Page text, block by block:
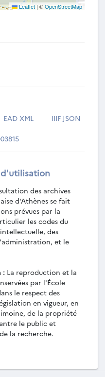
Leaflet | ©OpenStreetMap
EAD XML IIIF JSON
des archives
d'Athènes se fait
prévues par la
les codes du
des
et le
: La reproduction et la
par l'École
le respect des
en vigueur, en
de la propriété
le public et
la recherche.